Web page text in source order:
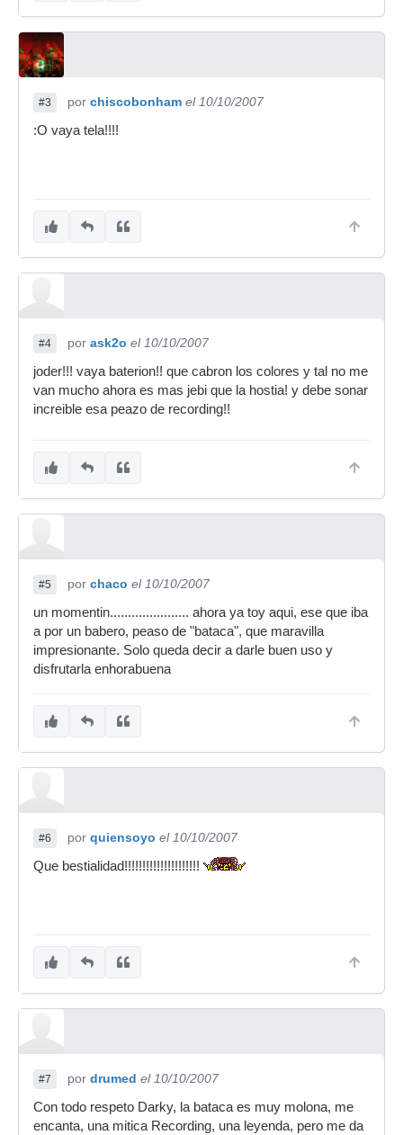
#3 por chiscobonham el 10/10/2007
:O vaya tela!!!!
#4 por ask2o el 10/10/2007
joder!!! vaya baterion!! que cabron los colores y tal no me
van mucho ahora es mas jebi que la hostia! y debe sonar
increible esa peazo de recording!!
#5 por chaco el 10/10/2007
un momentin...................... ahora ya toy aqui, ese que iba
a por un babero, peaso de "bataca", que maravilla
impresionante. Solo queda decir a darle buen uso y
disfrutarla enhorabuena
#6 por quiensoyo el 10/10/2007
Que bestialidad!!!!!!!!!!!!!!!!!!!!!
#7 por drumed el 10/10/2007
Con todo respeto Darky, la bataca es muy molona, me
encanta, una mitica Recording, una leyenda, pero me da